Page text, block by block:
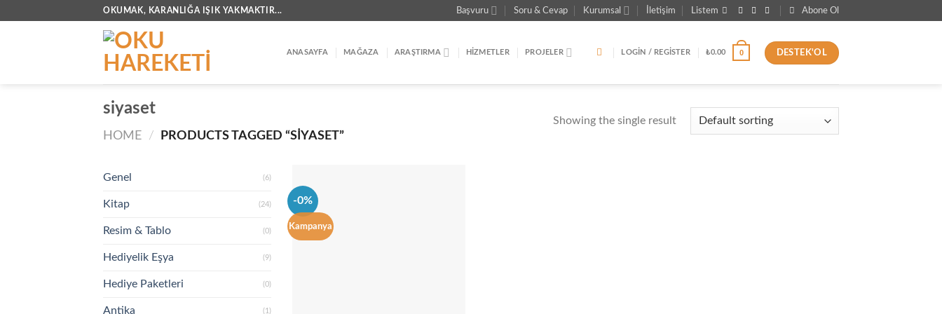
OKUMAK, KARANLIĞA IŞIK YAKMAKTIR... Başvuru Soru & Cevap Kurumsal İletişim Listem Abone Ol
ANASAYFA MAĞAZA ARAŞTIRMA HIZMETLER PROJELER LOGIN / REGISTER ₺0.00 0 DESTEK'OL
siyaset
HOME / PRODUCTS TAGGED “SIYASET”
Showing the single result
Genel (6)
Kitap (24)
Resim & Tablo (0)
Hediyelik Eşya (9)
Hediye Paketleri (0)
Antika (1)
-0%
Kampanya